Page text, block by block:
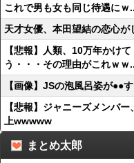
これで男も女も同じ待遇にｗ
天才女優、本田望結の恋心が
【悲報】人類、10万年かけ
う・・・その理由がこれｗｗ
【画像】JSの泡風呂姿が●●
【悲報】ジャニーズメンバ
上wwwww
まとめ太郎